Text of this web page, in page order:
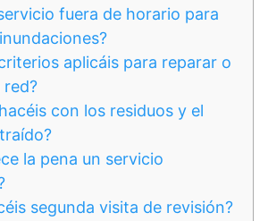
fuera de horario para
aplicáis para reparar o
con los residuos y el
la pena un servicio
segunda visita de revisión?